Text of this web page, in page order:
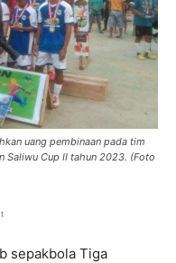
uang pembinaan pada tim
Saliwu Cup II tahun 2023. (Foto
sepakbola Tiga